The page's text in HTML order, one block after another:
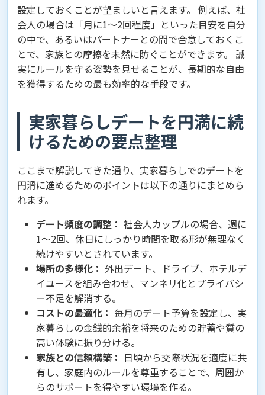
設定しておくことが望ましいと言えます。 例えば、社
会人の場合は「月に1〜2回程度」といった目安を自分
の中で、あるいはパートナーとの間で合意しておくこ
とで、家族との摩擦を未然に防ぐことができます。 誠
実にルールを守る姿勢を見せることが、長期的な自由
を獲得するための最も効率的な手段です。
実家暮らしデートを円満に続
けるための要点整理
ここまで解説してきた通り、実家暮らしでのデートを
円滑に進めるためのポイントは以下の通りにまとめら
れます。
デート頻度の調整： 社会人カップルの場合、週に
1〜2回、休日にしっかり時間を取る形が無理なく
続けやすいとされています。
場所の多様化： 外出デート、ドライブ、ホテルデ
イユースを組み合わせ、マンネリ化とプライバシ
ー不足を解消する。
コストの最適化： 毎月のデート予算を設定し、実
家暮らしの金銭的余裕を将来のための貯蓄や質の
高い体験に振り分ける。
家族との信頼構築： 日頃から交際状況を適度に共
有し、家庭内のルールを尊重することで、周囲か
らのサポートを得やすい環境を作る。